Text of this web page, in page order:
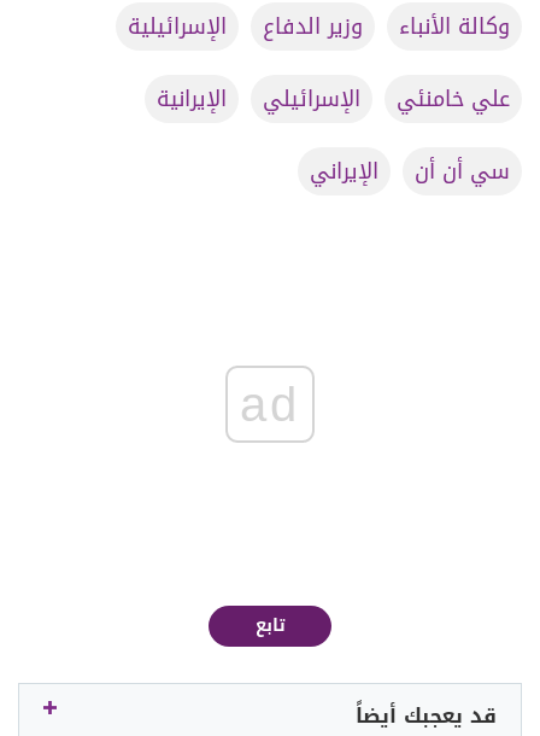
وكالة الأنباء وزير الدفاع
الإسرائيلية
علي خامنئي
الإسرائيلي
الإيرانية
سي أن أن
الإيراني
ad
تابع
قد يعجبك أيضاً